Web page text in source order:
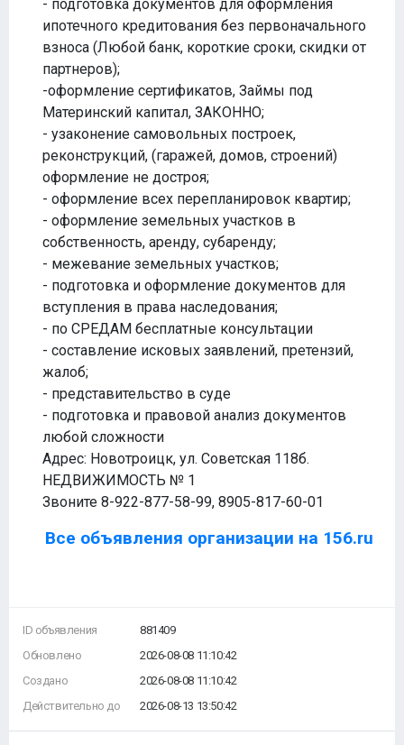
- подготовка документов для оформления
ипотечного кредитования без первоначального
взноса (Любой банк, короткие сроки, скидки от
партнеров);
-оформление сертификатов, Займы под
Материнский капитал, ЗАКОННО;
- узаконение самовольных построек,
реконструкций, (гаражей, домов, строений)
оформление не достроя;
- оформление всех перепланировок квартир;
- оформление земельных участков в
собственность, аренду, субаренду;
- межевание земельных участков;
- подготовка и оформление документов для
вступления в права наследования;
- по СРЕДАМ бесплатные консультации
- составление исковых заявлений, претензий,
жалоб;
- представительство в суде
- подготовка и правовой анализ документов
любой сложности
Адрес: Новотроицк, ул. Советская 118б.
НЕДВИЖИМОСТЬ № 1
Звоните 8-922-877-58-99, 8905-817-60-01
Все объявления организации на 156.ru
ID объявления
Обновлено
Создано
Действительно до
881409
2026-08-08 11:10:42
2026-08-08 11:10:42
2026-08-13 13:50:42